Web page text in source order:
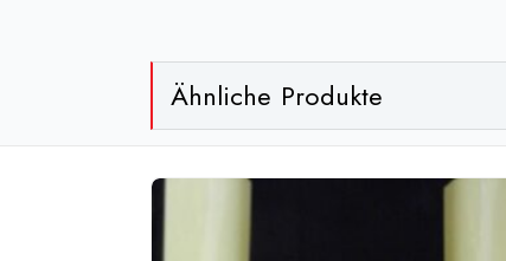
Ähnliche Produkte